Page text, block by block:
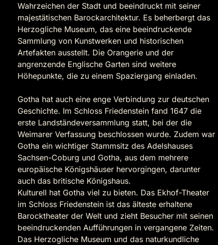
Wahrzeichen der Stadt und beeindruckt mit seiner
majestätischen Barockarchitektur. Es beherbergt das
Herzogliche Museum, das eine beeindruckende
Sammlung von Kunstwerken und historischen
Artefakten ausstellt. Die Orangerie und der
angrenzende Englische Garten sind weitere
Höhepunkte, die zu einem Spaziergang einladen.
Gotha hat auch eine enge Verbindung zur deutschen
Geschichte. Im Schloss Friedenstein fand 1647 die
erste Landständeversammlung statt, bei der die
Weimarer Verfassung beschlossen wurde. Zudem war
Gotha ein wichtiger Stammsitz des Adelshauses
Sachsen-Coburg und Gotha, aus dem mehrere
europäische Königshäuser hervorgingen, darunter
auch das britische Königshaus.
Kulturell hat Gotha viel zu bieten. Das Ekhof-Theater
im Schloss Friedenstein ist das älteste erhaltene
Barocktheater der Welt und zieht Besucher mit seinen
beeindruckenden Aufführungen in vergangene Zeiten.
Das Herzogliche Museum und das naturkundliche